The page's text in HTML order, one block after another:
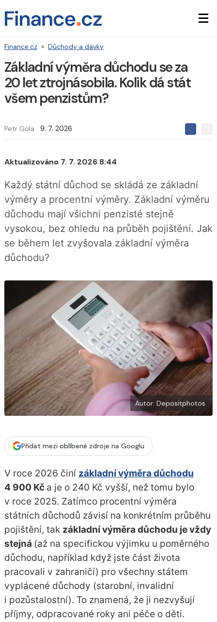
Finance.cz » Důchody a dávky
Základní výměra důchodu se za
20 let ztrojnásobila. Kolik dá stát
všem penzistům?
Petr Gola 9. 7. 2026
S
e
t
S
e
a
e
a
t
i
Aktualizováno 7. 7. 2026 8:44
Každý státní důchod se skládá ze základní
výměry a procentní výměry. Základní výměru
důchodu mají všichni penzisté stejně
vysokou, bez ohledu na průběh pojištění. Jak
se během let zvyšovala základní výměra
důchodu?
Autor: Depositphotos
Přidat mezi oblíbené zdroje na Googlu
V roce 2026 činí základní výměra důchodu
4 900 Kč a je o 240 Kč vyšší, než tomu bylo
v roce 2025. Zatímco procentní výměra
státních důchodů závisí na konkrétním průběhu
pojištění, tak základní výměra důchodu je vždy
stejná (až na specifickou výjimku u poměrného
důchodu, například když jste část života
pracovali v zahraničí) pro všechny státem
vyplácené důchody (starobní, invalidní
i pozůstalostní). To znamená, že ji nezvyšují
příjmy, odpracované roky ani péče o děti.